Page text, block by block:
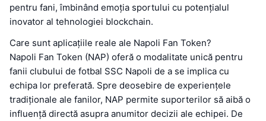
pentru fani, îmbinând emoția sportului cu potențialul
inovator al tehnologiei blockchain.
Care sunt aplicațiile reale ale Napoli Fan Token?
Napoli Fan Token (NAP) oferă o modalitate unică pentru
fanii clubului de fotbal SSC Napoli de a se implica cu
echipa lor preferată. Spre deosebire de experiențele
tradiționale ale fanilor, NAP permite suporterilor să aibă o
influență directă asupra anumitor decizii ale echipei. De